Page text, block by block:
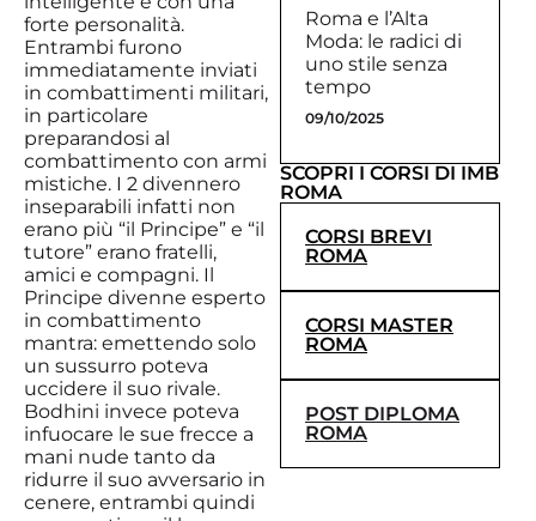
forte personalità.
Entrambi furono
immediatamente inviati
in combattimenti militari,
in particolare
preparandosi al
combattimento con armi
mistiche. I 2 divennero
inseparabili infatti non
erano più “il Principe” e “il
tutore” erano fratelli,
amici e compagni. Il
Principe divenne esperto
in combattimento
mantra: emettendo solo
un sussurro poteva
uccidere il suo rivale.
Bodhini invece poteva
infuocare le sue frecce a
mani nude tanto da
ridurre il suo avversario in
cenere, entrambi quindi
Roma e l’Alta
Moda: le radici di
uno stile senza
tempo
09/10/2025
SCOPRI I CORSI DI IMB
ROMA
CORSI BREVI
ROMA
CORSI MASTER
ROMA
POST DIPLOMA
ROMA